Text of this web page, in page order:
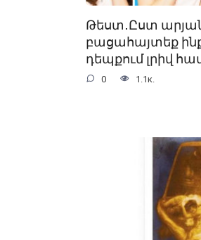
Թեստ․Ըստ
բացահայտեք
դեպքում լրիվ
0 1.1к.